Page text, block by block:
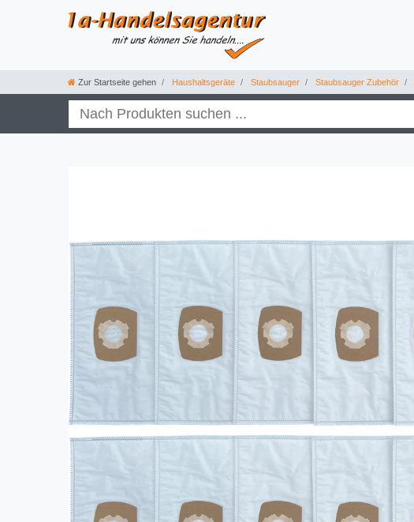
Zur Startseite gehen Haushaltsgeräte Staubsauger Staubsauger Zubehör